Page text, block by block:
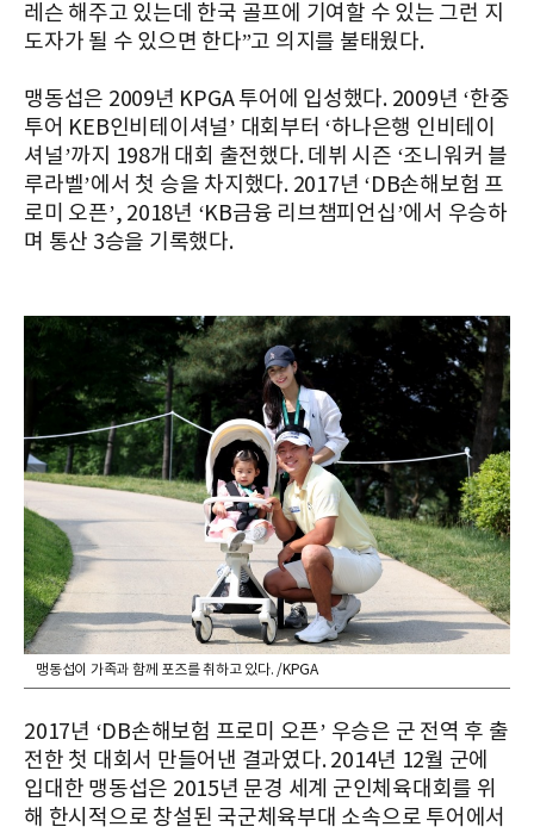
레슨 해주고 있는데 한국 골프에 기여할 수 있는 그런 지
도자가 될 수 있으면 한다”고 의지를 불태웠다.
맹동섭은 2009년 KPGA 투어에 입성했다. 2009년 ‘한중
투어 KEB인비테이셔널’ 대회부터 ‘하나은행 인비테이
셔널’까지 198개 대회 출전했다. 데뷔 시즌 ‘조니워커 블
루라벨’에서 첫 승을 차지했다. 2017년 ‘DB손해보험 프
로미 오픈’, 2018년 ‘KB금융 리브챔피언십’에서 우승하
며 통산 3승을 기록했다.
맹동섭이 가족과 함께 포즈를 취하고 있다. /KPGA
2017년 ‘DB손해보험 프로미 오픈’ 우승은 군 전역 후 출
전한 첫 대회서 만들어낸 결과였다. 2014년 12월 군에
입대한 맹동섭은 2015년 문경 세계 군인체육대회를 위
해 한시적으로 창설된 국군체육부대 소속으로 투어에서